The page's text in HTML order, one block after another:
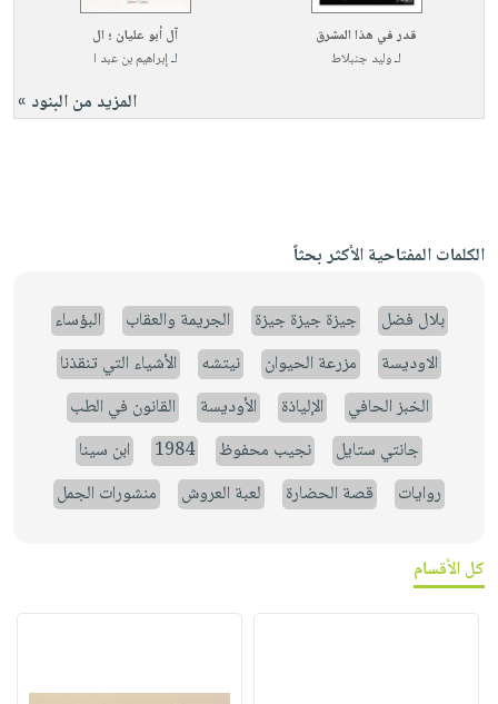
قدر في هذا المشرق
لـوليد جنبلاط
آل أبو عليان ؛ ال
لـإبراهيم بن عبد ا
المزيد من البنود »
الكلمات المفتاحية الأكثر بحثاً
بلال فضل جيزة جيزة جيزة الجريمة والعقاب
البؤساء
الاوديسة
مزرعة الحيوان نيتشه
الأشياء التي تنقذنا
الخبز الحافي
الإلياذة الأوديسة
القانون في الطب
جانتي ستايل
نجيب محفوظ 1984
ابن سينا
روايات
قصة الحضارة لعبة العروش منشورات الجمل
كل الأقسام